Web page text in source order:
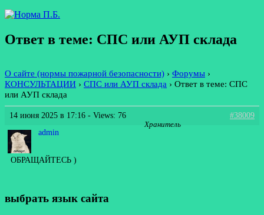
Ответ в теме: СПС или АУП склада
О сайте (нормы пожарной безопасности) › Форумы ›
КОНСУЛЬТАЦИИ › СПС или АУП склада › Ответ в теме: СПС
или АУП склада
14 июня 2025 в 17:16 - Views: 76
#38009
admin
Хранитель
ОБРАЩАЙТЕСЬ )
выбрать язык сайта